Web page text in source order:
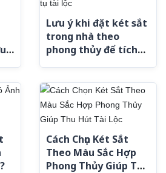
Lưu ý khi đặt két sắt
trong nhà theo
phong thủy để tích
Cách Chọn Két Sắt
Theo Màu Sắc Hợp
Phong Thủy Giúp Thu